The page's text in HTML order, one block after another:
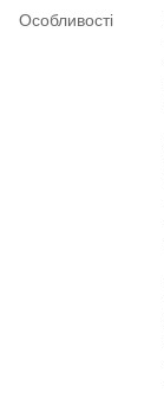
Особливості